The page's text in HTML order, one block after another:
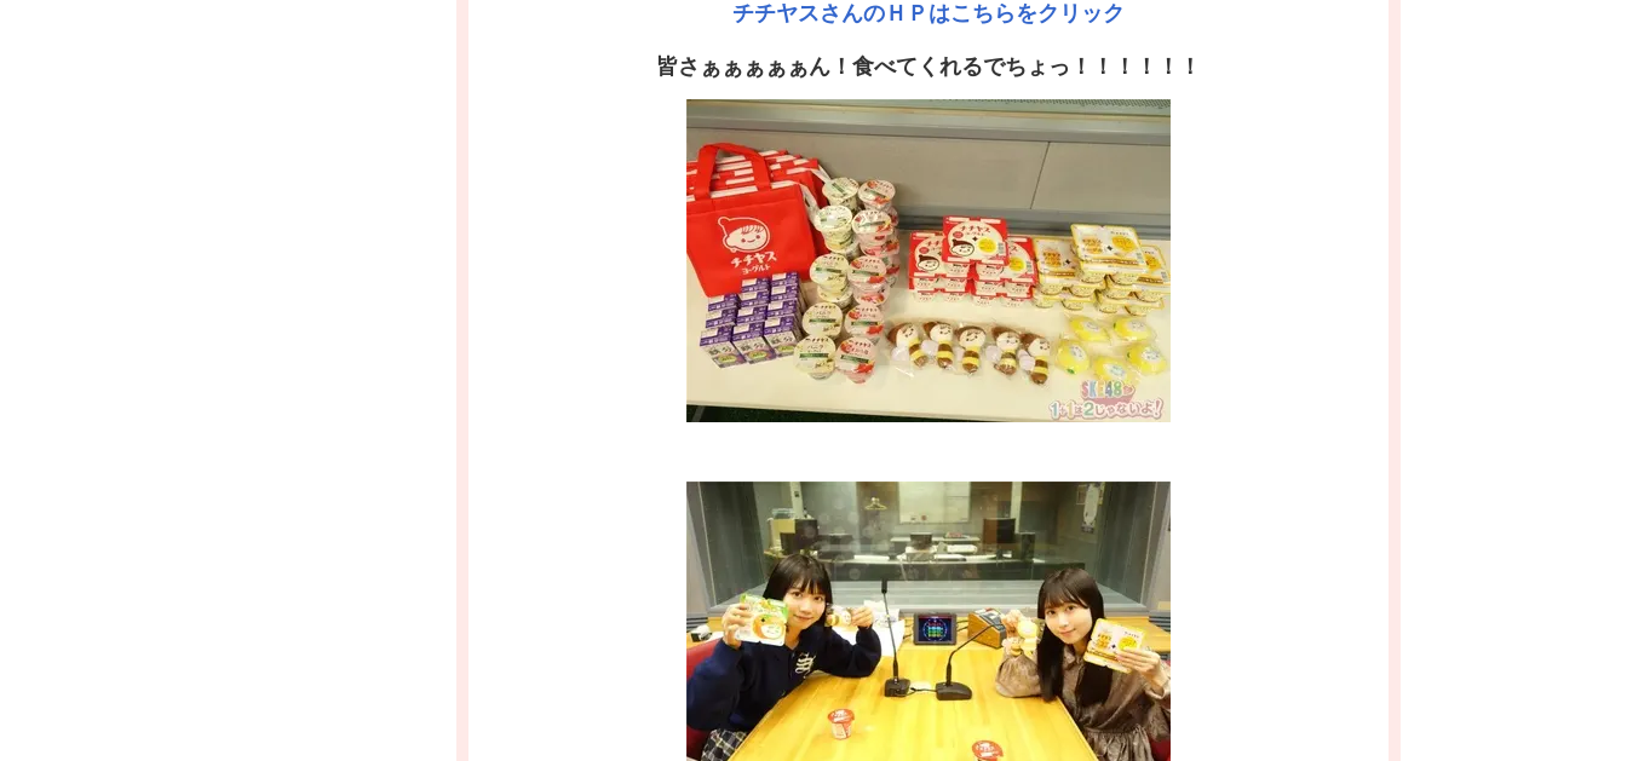
チチヤスさんのＨＰはこちらをクリック
皆さぁぁぁぁぁん！食べてくれるでちょっ！！！！！！